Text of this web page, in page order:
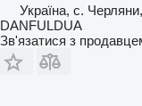
Україна, с.
DANFULDUA
Зв'язатися з